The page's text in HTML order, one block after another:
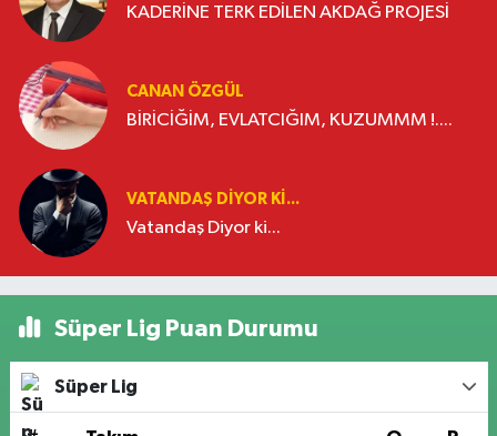
KADERİNE TERK EDİLEN AKDAĞ PROJESİ
CANAN ÖZGÜL
BİRİCİĞİM, EVLATCIĞIM, KUZUMMM !....
VATANDAŞ DIYOR KI...
Vatandaş Diyor ki...
Süper Lig Puan Durumu
Süper Lig